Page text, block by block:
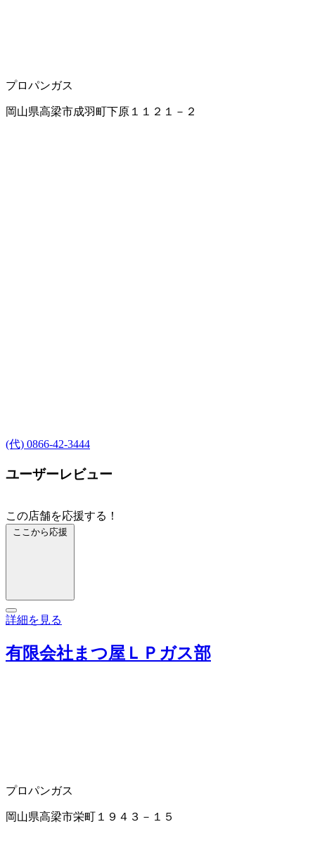
プロパンガス
岡山県高梁市成羽町下原１１２１－２
(代) 0866-42-3444
ユーザーレビュー
この店舗を応援する！
ここから応援
詳細を見る
有限会社まつ屋ＬＰガス部
プロパンガス
岡山県高梁市栄町１９４３－１５